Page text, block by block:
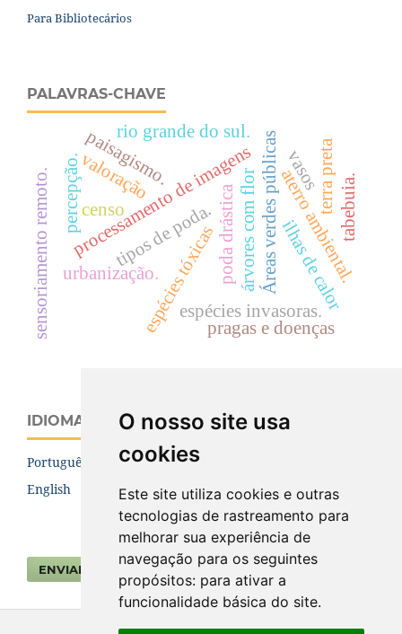
O nosso site usa
cookies
Este site utiliza cookies e outras
tecnologias de rastreamento para
melhorar sua experiência de
navegação para os seguintes
propósitos: para ativar a
funcionalidade básica do site.
Para Bibliotecários
PALAVRAS-CHAVE
Áreas verdes públicas
processamento de imagens
espécies tóxicasespécies invasoras.
tipos de poda.
paisagismo.
aterro ambiental.
censo árvores com flor
urbanização. poda drástica
pragas e doenças
sensoriamento remoto. ilhas de calor
valoração
percepção. terra preta
vasos
tabebuia.
rio grande do sul.
IDIOMA
Português (Brasil)
English
ENVIAR SUBMISSÃO